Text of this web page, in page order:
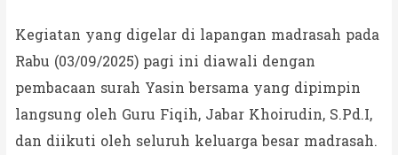
Kegiatan yang digelar di lapangan madrasah pada
Rabu (03/09/2025) pagi ini diawali dengan
pembacaan surah Yasin bersama yang dipimpin
langsung oleh Guru Fiqih, Jabar Khoirudin, S.Pd.I,
dan diikuti oleh seluruh keluarga besar madrasah.